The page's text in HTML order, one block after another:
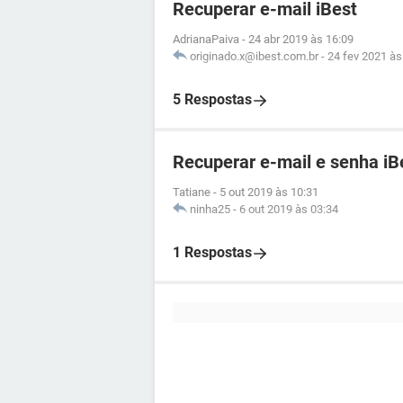
Recuperar e-mail iBest
AdrianaPaiva - 24 abr 2019 às 16:09
originado.x@ibest.com.br - 24 fev 2021
5 Respostas
Recuperar e-mail e senha
Tatiane - 5 out 2019 às 10:31
ninha25 - 6 out 2019 às 03:34
1 Respostas